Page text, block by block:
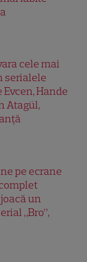
cele mai
serialele
Hande
Atagül,
pe ecrane
un
„Bro”,